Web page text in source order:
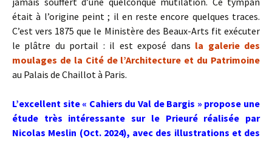
était à l’origine peint ; il en reste encore quelques traces.
C’est vers 1875 que le Ministère des Beaux-Arts fit exécuter
le plâtre du portail : il est exposé dans la galerie des
moulages de la Cité de l’Architecture et du Patrimoine
au Palais de Chaillot à Paris.
L’excellent site « Cahiers du Val de Bargis » propose une
étude très intéressante sur le Prieuré réalisée par
Nicolas Meslin (Oct. 2024), avec des illustrations et des